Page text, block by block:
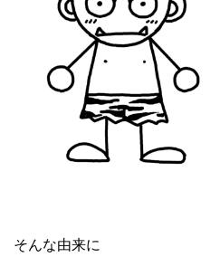
そんな由来に